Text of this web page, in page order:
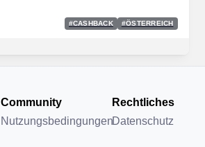
#CASHBACK #ÖSTERREICH
Community
Nutzungsbedingungen
Rechtliches
Datenschutz